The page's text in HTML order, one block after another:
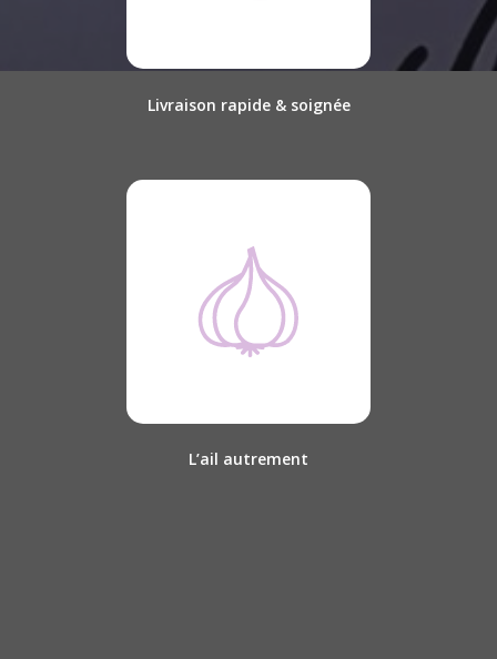
Livraison rapide & soignée
L’ail autrement